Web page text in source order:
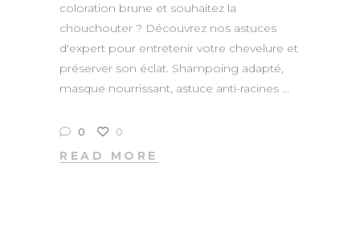
coloration brune et souhaitez la
chouchouter ? Découvrez nos astuces
d'expert pour entretenir votre chevelure et
préserver son éclat. Shampoing adapté,
masque nourrissant, astuce anti-racines
0 0
READ MORE